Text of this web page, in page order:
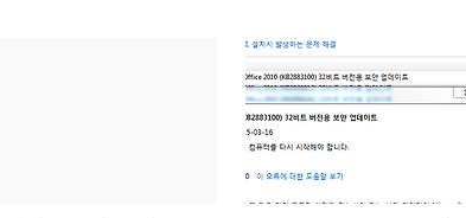
의심되는 주소나 정보는 전혀 없고
그런 것 같다고만 해서 난감합니다
사람들의 경우에는 포스팅 주소까
던데... ) 나름 찾아보려고 노력은
검사 프로그램이 있는 것도 아니고